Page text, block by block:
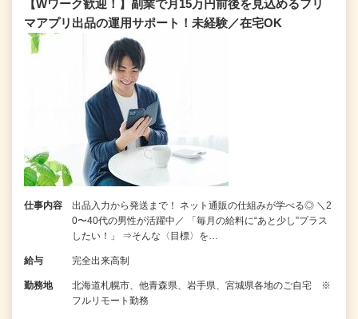
【Wワーク歓迎！】副業で月15万円前後を見込めるフリ
マアプリ出品の運用サポート！未経験／在宅OK
仕事内容
出品入力から発送まで！ ネット通販の仕組みが学べる◎ ＼2
0〜40代の男性が活躍中／ 「毎月の給料に“あと少し”プラス
したい！」 ⇒そんな〈目標〉を…
給与 完全出来高制
勤務地
北海道札幌市、他青森県、岩手県、宮城県各地のご自宅 ※
フルリモート勤務